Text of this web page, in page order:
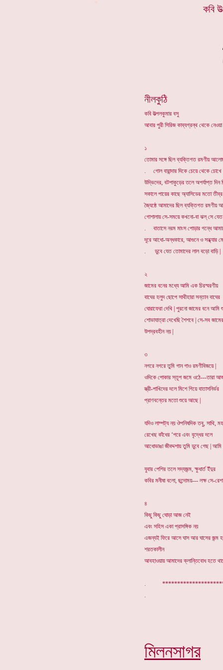
কবি
নীলকুঠি
কবি উত্পলকুমার বসু
আবার পুরী সিরিজ কাব্যগ্রন্থ থেকে নেওয়া
১
তোমার সঙ্গে ছিল ব্যক্তিগত রমণীয়
. গোল বারান্দার দিকে চেয়ে থেকে
উদ্ভিদের, বটপাকুড়ের তলে অপর্যাপ্ত দিন
সকালে পায়ের কাছে অ্যাসিডের মতো
জ্যৈষ্ঠে আমাদের ছিল ব্যক্তিগত রমণীয়
গোশালায় সে-সময়ে কখনো-বা ঝল্ সে
. বাতাসে নরম মাংস পোড়ার গন্ধে
দূরে আধো-অন্ধকারে, আগুনে ও সন্ধ্যার
. ডুবে যেত তোমাদের লাল বড়ো বাড়ি |
২
জামের বনের মধ্যে আমি এক চিরস্মরণীয়
বাঘের হলুদ ছোপে সাথীহারা সন্তান বাঘের
ঘোরাফেরা দেখি | পুরনো জামের বনে আমি
শোভাযাত্রা দেখেছি শৈশবে | সে-সব
উপদ্রবহীন নয় |
৩
নগরে নগরে তুমি গান গাও রমণীবিজয়ে |
ওদিকে পোকার স্তূপ জমে ওঠে---তারা আজ
স্ত্রী-পাখিদের দলে মিশে গিয়ে বাতাসনির্ভর
প্রাণবন্তের মতো শুয়ে আছে |
যদিও লাম্পট্য নয় ঔপনিষদিক তবু, সাথি,
রেখেছ কাঁধের ‘পরে এবং বৃদ্ধের দলে
আধোভাঙা জীবদ্দশায় তুমি ডুবে গেছ |
যুবার পেশির তলে সদ্যজন্ম, ক্ষুধার্ত ইঁদুর
কবির মনীষা বলো, ছন্দোময়--- লক্ষ সে-
৪
কিছু কিছু ঘোড়া আজ নেই
এবং সহিস একা প্রাসঙ্গিক নয়
এজন্যই ফিরে আসে ঘাস আর ঘাসের জন্ম
শরতকালীন
আবহাওয়ায় আমাদের ক্লান্তিবোধ হতে
.
মিলনসাগর